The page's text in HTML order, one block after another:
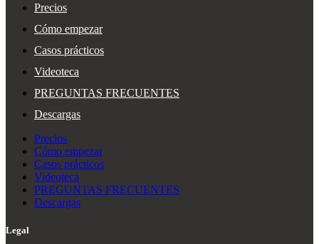
Precios
Cómo empezar
Casos prácticos
Videoteca
PREGUNTAS FRECUENTES
Descargas
Precios
Cómo empezar
Casos prácticos
Videoteca
PREGUNTAS FRECUENTES
Descargas
Legal